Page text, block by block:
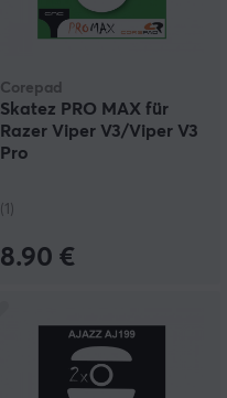
Corepad
Skatez PRO MAX für
Razer Viper V3/Viper V3
Pro
(1)
8.90 €